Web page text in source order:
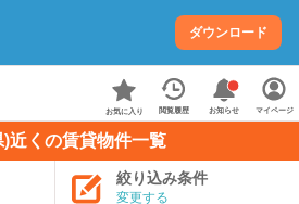
ダウンロード
お気に入り 閲覧履歴 お知らせ マイページ
近くの賃貸物件一覧
絞り込み条件
変更する